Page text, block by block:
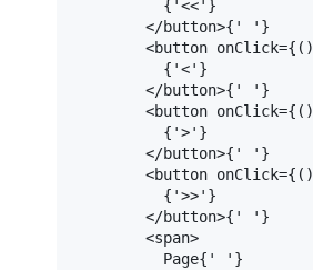
          {'<<'}
</button>{' '}
<button onClick={()
          {'<'}
</button>{' '}
<button onClick={()
          {'>'}
</button>{' '}
<button onClick={()
          {'>>'}
</button>{' '}
<span>
          Page{' '}